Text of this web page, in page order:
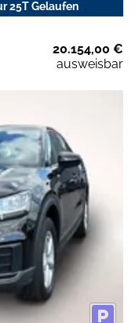
25T Gelaufen
20.154,00 €
ausweisbar